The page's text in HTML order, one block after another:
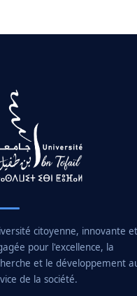
citoyenne, innovante et
pour l'excellence, la
et le développement
de la société.